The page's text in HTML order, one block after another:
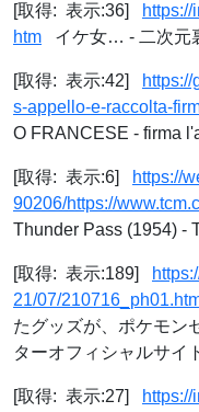
[取得: 表示:36]
htm イケ女… - 二次元
[取得: 表示:42]
s-appello-e-raccolta-
O FRANCESE - firma
[取得: 表示:6]
https://
90206/https://
Thunder Pass (1954) -
[取得: 表示:189]
21/07/
たグッズが、ポケモン
ターオフィシャルサイ
[取得: 表示:27]